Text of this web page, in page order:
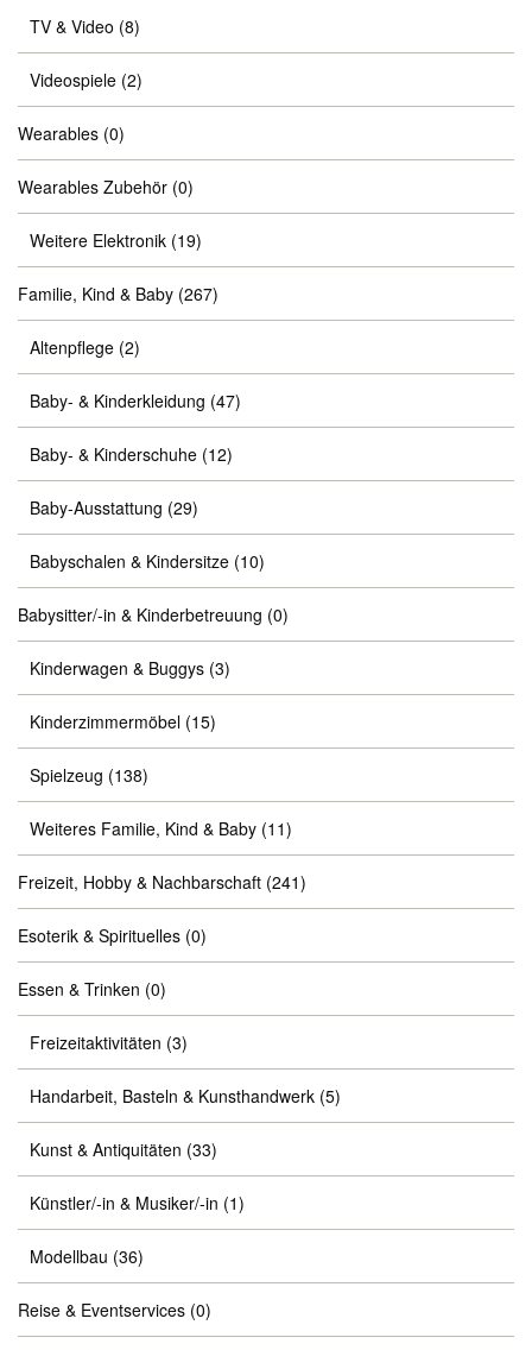
TV & Video (8)
Videospiele (2)
Wearables (0)
Wearables Zubehör (0)
Weitere Elektronik (19)
Familie, Kind & Baby (267)
Altenpflege (2)
Baby- & Kinderkleidung (47)
Baby- & Kinderschuhe (12)
Baby-Ausstattung (29)
Babyschalen & Kindersitze (10)
Babysitter/-in & Kinderbetreuung (0)
Kinderwagen & Buggys (3)
Kinderzimmermöbel (15)
Spielzeug (138)
Weiteres Familie, Kind & Baby (11)
Freizeit, Hobby & Nachbarschaft (241)
Esoterik & Spirituelles (0)
Essen & Trinken (0)
Freizeitaktivitäten (3)
Handarbeit, Basteln & Kunsthandwerk (5)
Kunst & Antiquitäten (33)
Künstler/-in & Musiker/-in (1)
Modellbau (36)
Reise & Eventservices (0)